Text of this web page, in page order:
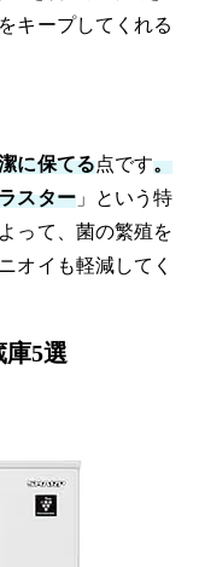
キープしてくれる
に保てる点です。
スター」という特
って、菌の繁殖を
オイも軽減してく
5選